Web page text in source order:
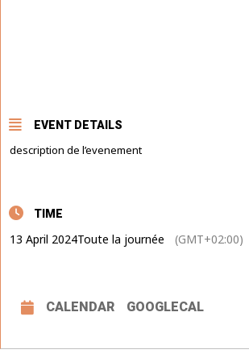
EVENT DETAILS
description de l’evenement
TIME
13 April 2024Toute la journée (GMT+02:00)
CALENDAR GOOGLECAL